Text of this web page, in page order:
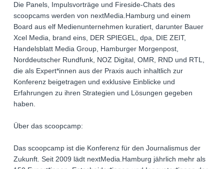
Die Panels, Impulsvorträge und Fireside-Chats des
scoopcams werden von nextMedia.Hamburg und einem
Board aus elf Medienunternehmen kuratiert, darunter Bauer
Xcel Media, brand eins, DER SPIEGEL, dpa, DIE ZEIT,
Handelsblatt Media Group, Hamburger Morgenpost,
Norddeutscher Rundfunk, NOZ Digital, OMR, RND und RTL,
die als Expert*innen aus der Praxis auch inhaltlich zur
Konferenz beigetragen und exklusive Einblicke und
Erfahrungen zu ihren Strategien und Lösungen gegeben
haben.
Über das scoopcamp:
Das scoopcamp ist die Konferenz für den Journalismus der
Zukunft. Seit 2009 lädt nextMedia.Hamburg jährlich mehr als